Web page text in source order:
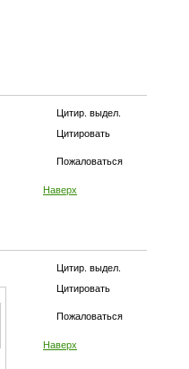
Цитир. выдел.
Цитировать
Пожаловаться
Наверх
Цитир. выдел.
Цитировать
Пожаловаться
Наверх